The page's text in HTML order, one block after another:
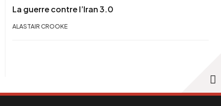
La guerre contre l’Iran 3.0
ALASTAIR CROOKE